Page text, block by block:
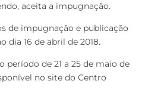
aceita a impugnação.
de impugnação e publicação
dia 16 de abril de 2018.
período de 21 a 25 de maio de
no site do Centro